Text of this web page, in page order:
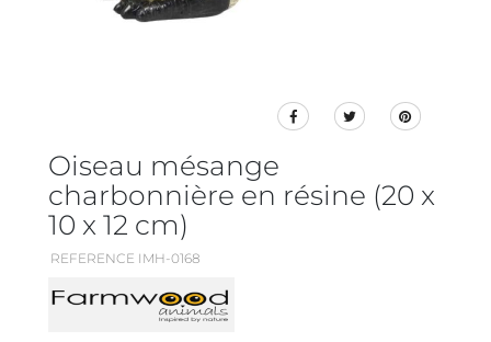
Oiseau mésange
charbonnière en résine (20 x
10 x 12 cm)
REFERENCE IMH-0168